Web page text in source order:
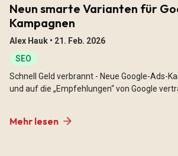
Neun smarte Varianten für
Kampagnen
Alex Hauk • 21. Feb. 2026
SEO
Schnell Geld verbrannt - Neue Google-Ads-
und auf die „Empfehlungen“ von Google
Mehr lesen